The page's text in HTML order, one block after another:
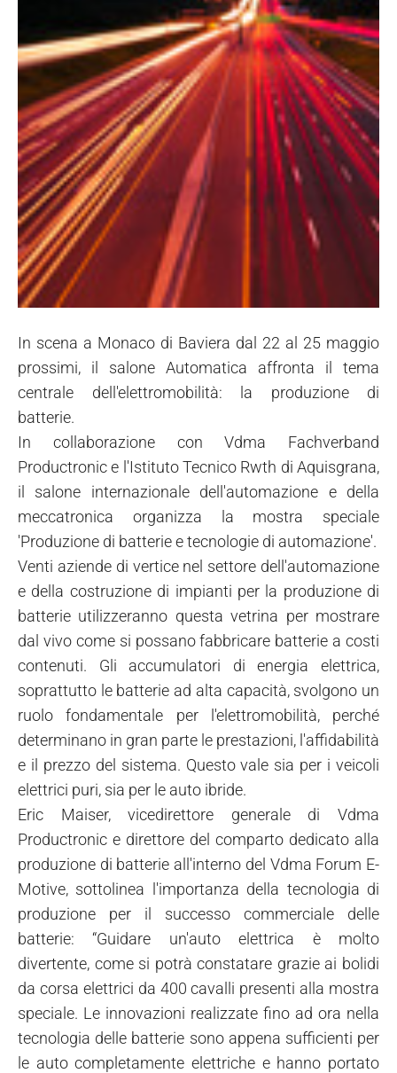
In scena a Monaco di Baviera dal 22 al 25 maggio
prossimi, il salone Automatica affronta il tema
centrale dell'elettromobilità: la produzione di
batterie.
In collaborazione con Vdma Fachverband
Productronic e l'Istituto Tecnico Rwth di Aquisgrana,
il salone internazionale dell'automazione e della
meccatronica organizza la mostra speciale
'Produzione di batterie e tecnologie di automazione'.
Venti aziende di vertice nel settore dell'automazione
e della costruzione di impianti per la produzione di
batterie utilizzeranno questa vetrina per mostrare
dal vivo come si possano fabbricare batterie a costi
contenuti. Gli accumulatori di energia elettrica,
soprattutto le batterie ad alta capacità, svolgono un
ruolo fondamentale per l'elettromobilità, perché
determinano in gran parte le prestazioni, l'affidabilità
e il prezzo del sistema. Questo vale sia per i veicoli
elettrici puri, sia per le auto ibride.
Eric Maiser, vicedirettore generale di Vdma
Productronic e direttore del comparto dedicato alla
produzione di batterie all'interno del Vdma Forum E-
Motive, sottolinea l'importanza della tecnologia di
produzione per il successo commerciale delle
batterie: “Guidare un'auto elettrica è molto
divertente, come si potrà constatare grazie ai bolidi
da corsa elettrici da 400 cavalli presenti alla mostra
speciale. Le innovazioni realizzate fino ad ora nella
tecnologia delle batterie sono appena sufficienti per
le auto completamente elettriche e hanno portato